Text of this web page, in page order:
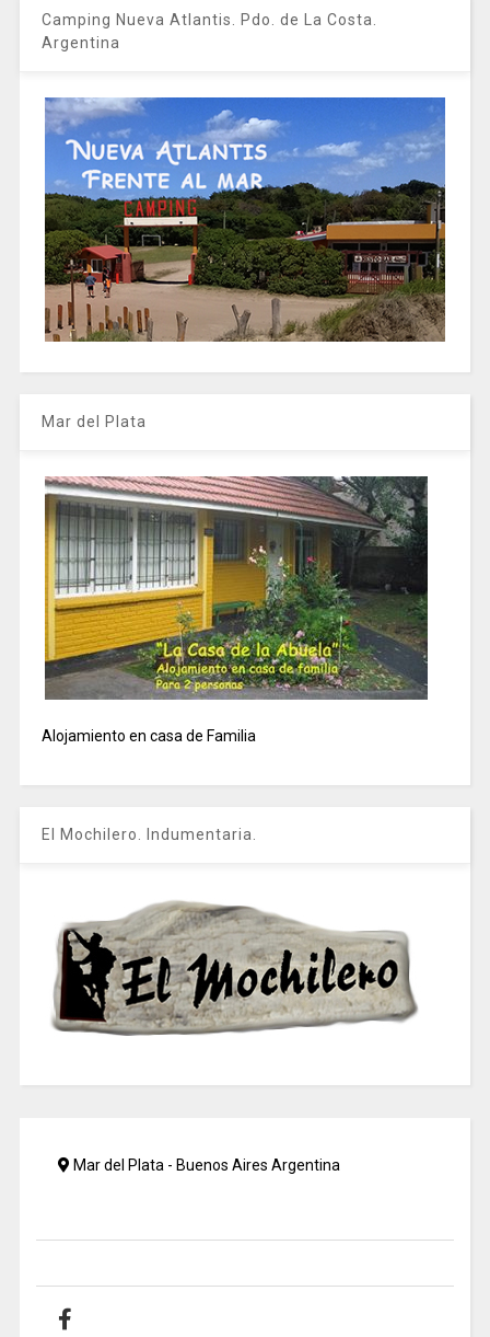
Camping Nueva Atlantis. Pdo. de La Costa.
Argentina
Mar del Plata
Alojamiento en casa de Familia
El Mochilero. Indumentaria.
Mar del Plata - Buenos Aires Argentina